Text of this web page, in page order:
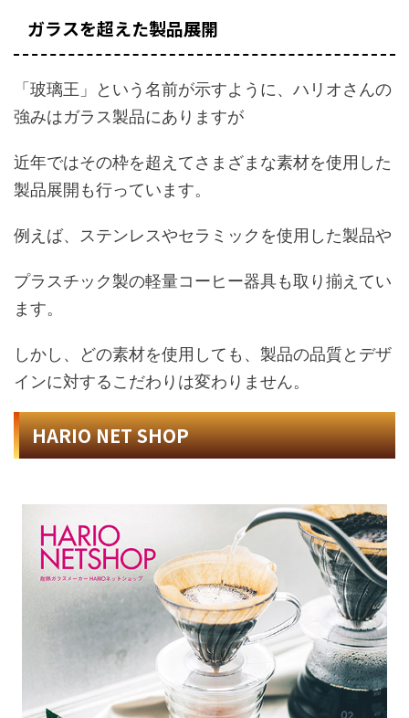
ガラスを超えた製品展開
「玻璃王」という名前が示すように、ハリオさんの
強みはガラス製品にありますが
近年ではその枠を超えてさまざまな素材を使用した
製品展開も行っています。
例えば、ステンレスやセラミックを使用した製品や
プラスチック製の軽量コーヒー器具も取り揃えてい
ます。
しかし、どの素材を使用しても、製品の品質とデザ
インに対するこだわりは変わりません。
HARIO NET SHOP